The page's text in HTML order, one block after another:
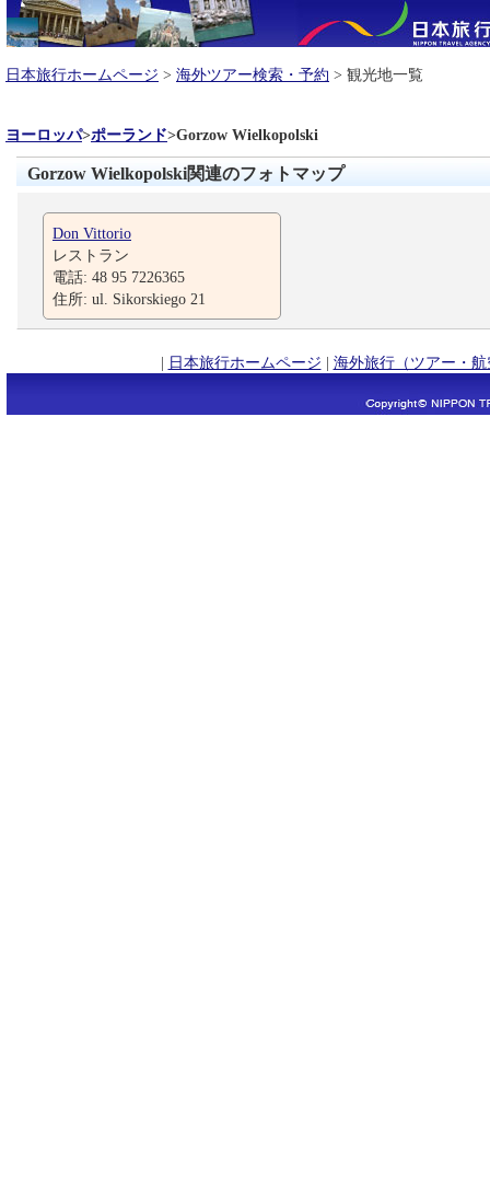
日本旅行ホームページ > 海外ツアー検索・予約 > 観光地一覧
ヨーロッパ>ポーランド>Gorzow Wielkopolski
Gorzow Wielkopolski関連のフォトマップ
Don Vittorio
レストラン
電話: 48 95 7226365
住所: ul. Sikorskiego 21
| 日本旅行ホームページ | 海外旅行（ツアー・航